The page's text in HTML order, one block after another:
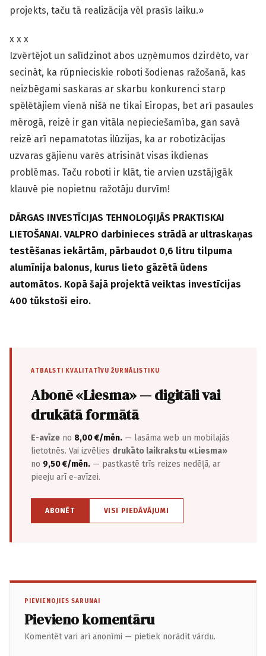
projekts, taču tā realizācija vēl prasīs laiku.»
x x x
Izvērtējot un salīdzinot abos uzņēmumos dzirdēto, var
secināt, ka rūpnieciskie roboti šodienas ražošanā, kas
neizbēgami saskaras ar skarbu konkurenci starp
spēlētājiem vienā nišā ne tikai Eiropas, bet arī pasaules
mērogā, reizē ir gan vitāla nepieciešamība, gan savā
reizē arī nepamatotas ilūzijas, ka ar robotizācijas
uzvaras gājienu varēs atrisināt visas ikdienas
problēmas. Taču roboti ir klāt, tie arvien uzstājīgāk
klauvē pie nopietnu ražotāju durvīm!
DĀRGAS INVESTĪCIJAS TEHNOLOĢIJĀS PRAKTISKAI
LIETOŠANAI. VALPRO darbinieces strādā ar ultraskaņas
testēšanas iekārtām, pārbaudot 0,6 litru tilpuma
alumīnija balonus, kurus lieto gāzētā ūdens
automātos. Kopā šajā projektā veiktas investīcijas
400 tūkstoši eiro.
ATBALSTI KVALITATĪVU ŽURNĀLISTIKU
Abonē «Liesma» — digitāli vai
drukātā formātā
E-avīze no 8,00 €/mēn. — lasāma web un mobilajās
lietotnēs. Vai izvēlies drukāto laikrakstu «Liesma»
no 9,50 €/mēn. — pastkastē trīs reizes nedēļā, ar
pieeju arī e-avīzei.
ABONĒT VISI PIEDĀVĀJUMI
PIEVIENOJIES SARUNAI
Pievieno komentāru
Komentēt vari arī anonīmi — pietiek norādīt vārdu.